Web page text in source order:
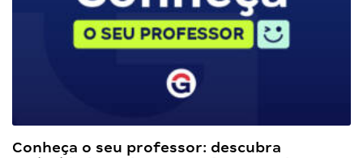
Conheça o seu professor: descubra